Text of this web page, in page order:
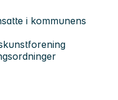
i kommunens